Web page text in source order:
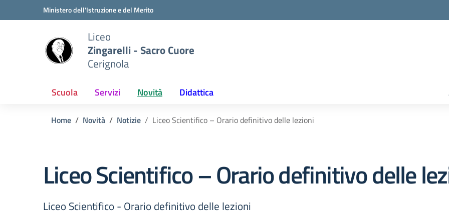
Vai ai contenuti
Vai al menu di navigazioneMinistero dell'Istruzione e del Merito
Liceo
Zingarelli - Sacro Cuore
Cerignola
Scuola Servizi Novità Didattica
Home Novità Notizie Liceo Scientifico – Orario definitivo delle lezioni
Liceo Scientifico – Orario definitivo delle
Liceo Scientifico - Orario definitivo delle lezioni